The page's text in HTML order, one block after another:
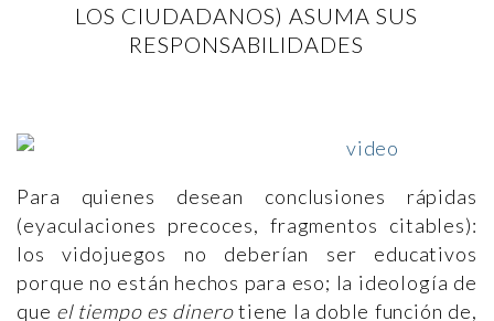
LOS CIUDADANOS) ASUMA SUS
RESPONSABILIDADES
Para quienes desean conclusiones rápidas
(eyaculaciones precoces, fragmentos citables):
los vidojuegos no deberían ser educativos
porque no están hechos para eso; la ideología de
que el tiempo es dinerotiene la doble función de,